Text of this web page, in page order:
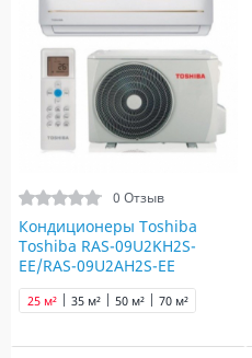
0 Отзыв
Кондиционеры Toshiba
Toshiba RAS-09U2KH2S-
EE/RAS-09U2AH2S-EE
25 м² 35 м² 50 м² 70 м²